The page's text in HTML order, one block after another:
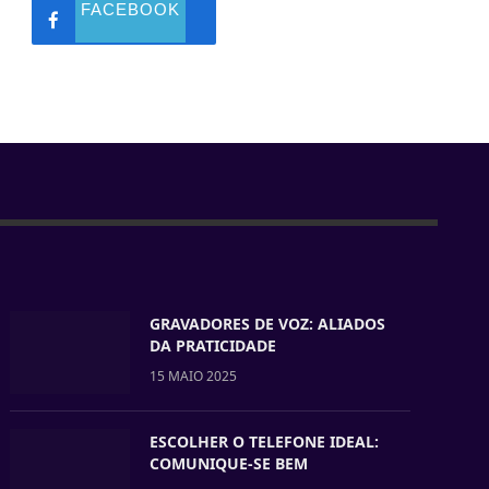
FACEBOOK
GRAVADORES DE VOZ: ALIADOS
DA PRATICIDADE
15 MAIO 2025
ESCOLHER O TELEFONE IDEAL:
COMUNIQUE-SE BEM